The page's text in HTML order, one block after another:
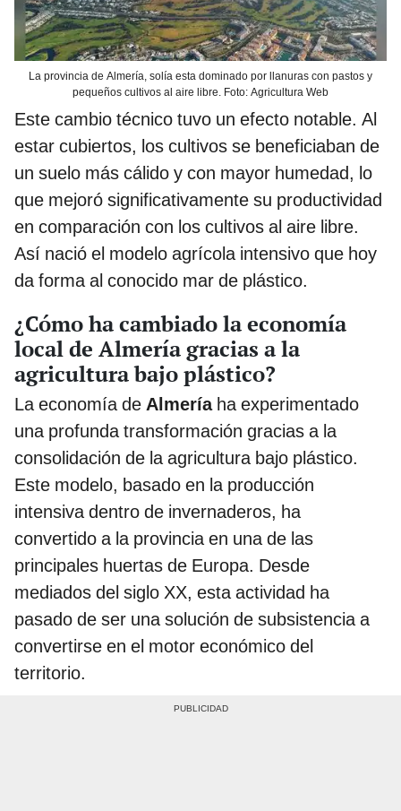
La provincia de Almería, solía esta dominado por llanuras con pastos y
pequeños cultivos al aire libre. Foto: Agricultura Web
Este cambio técnico tuvo un efecto notable. Al
estar cubiertos, los cultivos se beneficiaban de
un suelo más cálido y con mayor humedad, lo
que mejoró significativamente su productividad
en comparación con los cultivos al aire libre.
Así nació el modelo agrícola intensivo que hoy
da forma al conocido mar de plástico.
¿Cómo ha cambiado la economía
local de Almería gracias a la
agricultura bajo plástico?
La economía de Almeríaha experimentado
una profunda transformación gracias a la
consolidación de la agricultura bajo plástico.
Este modelo, basado en la producción
intensiva dentro de invernaderos, ha
convertido a la provincia en una de las
principales huertas de Europa. Desde
mediados del siglo XX, esta actividad ha
pasado de ser una solución de subsistencia a
convertirse en el motor económico del
territorio.